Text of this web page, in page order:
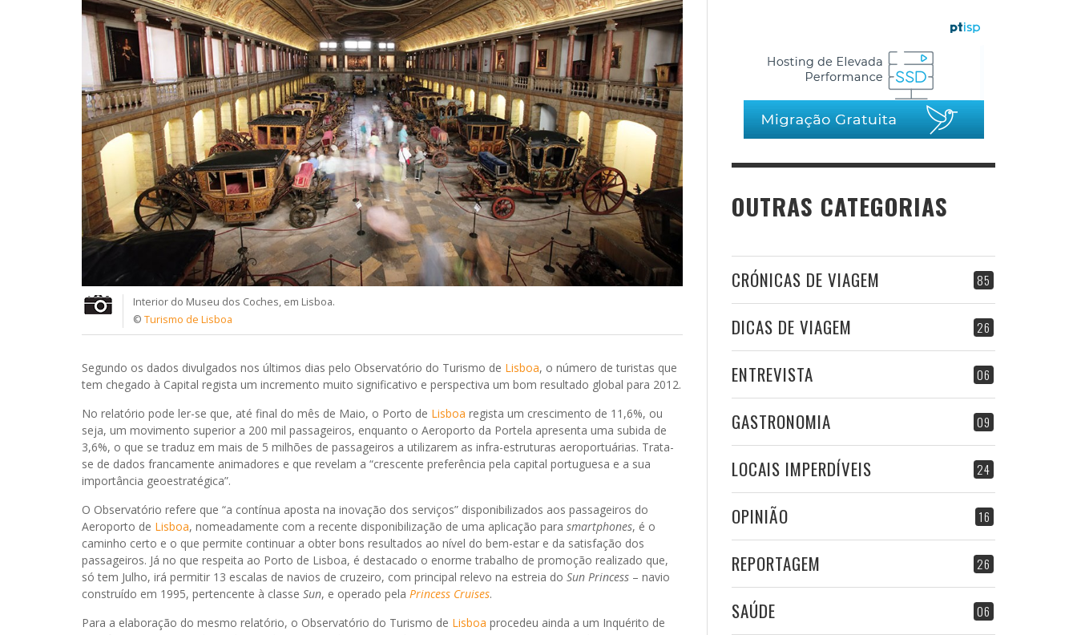
Interior do Museu dos Coches, em Lisboa.
© Turismo de Lisboa
Segundo os dados divulgados nos últimos dias pelo Observatório do Turismo de Lisboa, o número de turistas que
tem chegado à Capital regista um incremento muito significativo e perspectiva um bom resultado global para 2012.
No relatório pode ler-se que, até final do mês de Maio, o Porto de Lisboa regista um crescimento de 11,6%, ou
seja, um movimento superior a 200 mil passageiros, enquanto o Aeroporto da Portela apresenta uma subida de
3,6%, o que se traduz em mais de 5 milhões de passageiros a utilizarem as infra-estruturas aeroportuárias. Trata-
se de dados francamente animadores e que revelam a “crescente preferência pela capital portuguesa e a sua
importância geoestratégica”.
O Observatório refere que “a contínua aposta na inovação dos serviços” disponibilizados aos passageiros do
Aeroporto de Lisboa, nomeadamente com a recente disponibilização de uma aplicação para smartphones, é o
caminho certo e o que permite continuar a obter bons resultados ao nível do bem-estar e da satisfação dos
passageiros. Já no que respeita ao Porto de Lisboa, é destacado o enorme trabalho de promoção realizado que,
só tem Julho, irá permitir 13 escalas de navios de cruzeiro, com principal relevo na estreia do Sun Princess – navio
construído em 1995, pertencente à classe Sun, e operado pela Princess Cruises.
Para a elaboração do mesmo relatório, o Observatório do Turismo de Lisboa procedeu ainda a um Inquérito de
OUTRAS CATEGORIAS
85
CRÓNICAS DE VIAGEM
26
DICAS DE VIAGEM
06
ENTREVISTA
09
GASTRONOMIA
24
LOCAIS IMPERDÍVEIS
16
OPINIÃO
26
REPORTAGEM
06
SAÚDE